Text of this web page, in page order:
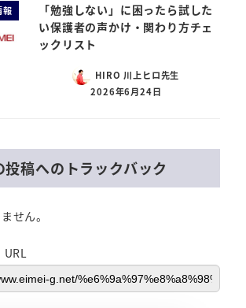
報
「勉強しない」に困ったら試した
い保護者の声かけ・関わり方チェ
ックリスト
HIRO 川上ヒロ先生
2026年6月24日
投稿へのトラックバック
せん。
URL